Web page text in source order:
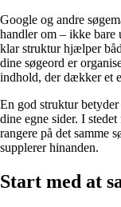
Google og andre
handler om – ikke bare
klar struktur hjælper
dine søgeord er
indhold, der dækker et
En god struktur
dine egne sider. I
rangere på det samme
supplerer hinanden.
Start med at